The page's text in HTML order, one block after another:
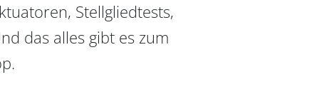
Stellgliedtests,
das alles gibt es zum